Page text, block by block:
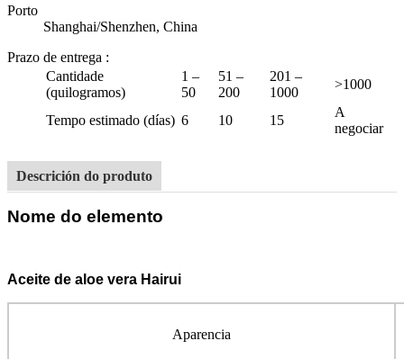
Porto
Shanghai/Shenzhen, China
Prazo de entrega :
Cantidade
(quilogramos)
1 –
50
51 –
200
201 –
1000
>1000
Tempo estimado (días) 6 10 15
A
negociar
Descrición do produto
Nome do elemento
Aceite de aloe vera Hairui
Aparencia